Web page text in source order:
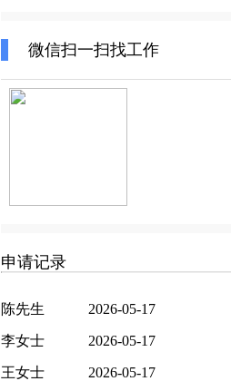
微信扫一扫找工作
申请记录
陈先生 2026-05-17
李女士 2026-05-17
王女士 2026-05-17